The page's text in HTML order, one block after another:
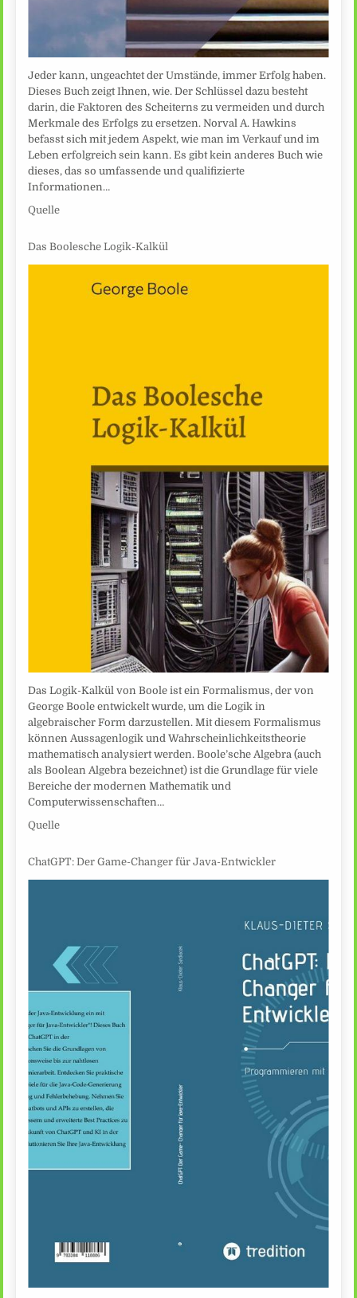
Jeder kann, ungeachtet der Umstände, immer Erfolg haben.
Dieses Buch zeigt Ihnen, wie. Der Schlüssel dazu besteht
darin, die Faktoren des Scheiterns zu vermeiden und durch
Merkmale des Erfolgs zu ersetzen. Norval A. Hawkins
befasst sich mit jedem Aspekt, wie man im Verkauf und im
Leben erfolgreich sein kann. Es gibt kein anderes Buch wie
dieses, das so umfassende und qualifizierte
Informationen…
Quelle
Das Boolesche Logik-Kalkül
Das Logik-Kalkül von Boole ist ein Formalismus, der von
George Boole entwickelt wurde, um die Logik in
algebraischer Form darzustellen. Mit diesem Formalismus
können Aussagenlogik und Wahrscheinlichkeitstheorie
mathematisch analysiert werden. Boole’sche Algebra (auch
als Boolean Algebra bezeichnet) ist die Grundlage für viele
Bereiche der modernen Mathematik und
Computerwissenschaften…
Quelle
ChatGPT: Der Game-Changer für Java-Entwickler